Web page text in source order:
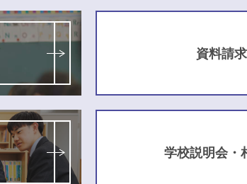
資料請求
学校説明会・